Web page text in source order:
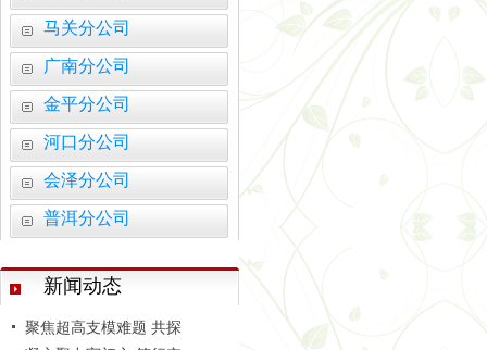
马关分公司
广南分公司
金平分公司
河口分公司
会泽分公司
普洱分公司
新闻动态
活力赛场 赛出团结 —
学习善洲精神 践行初心
云南弘祥化工有限公司
智启建造新范式 砥砺监
追寻红色印记 凝聚奋进
捐资助学暖人心 情系
云南省昆明市安宁市昆